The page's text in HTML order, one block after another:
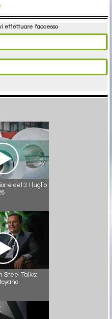
effettuare l'accesso
del 31 luglio
Steel Talks: